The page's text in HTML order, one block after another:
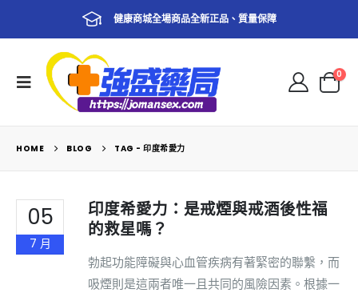
健康商城全場商品全新正品、質量保障
0
HOME BLOG TAG - 印度希愛力
05
7 月
印度希愛力：是戒煙與戒酒後性福
的救星嗎？
勃起功能障礙與心血管疾病有著緊密的聯繫，而
吸煙則是這兩者唯一且共同的風險因素。根據一